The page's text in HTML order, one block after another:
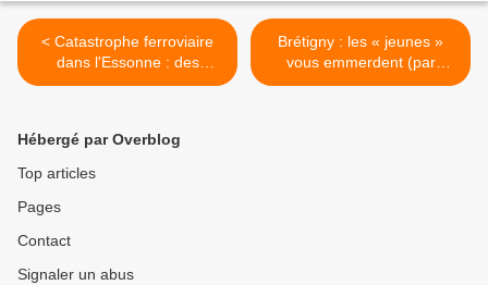
< Catastrophe ferroviaire
dans l'Essonne : des
racailles étrangères
Brétigny : les « jeunes »
vous emmerdent (par
Morgane Menguy) >
Hébergé par Overblog
Top articles
Pages
Contact
Signaler un abus